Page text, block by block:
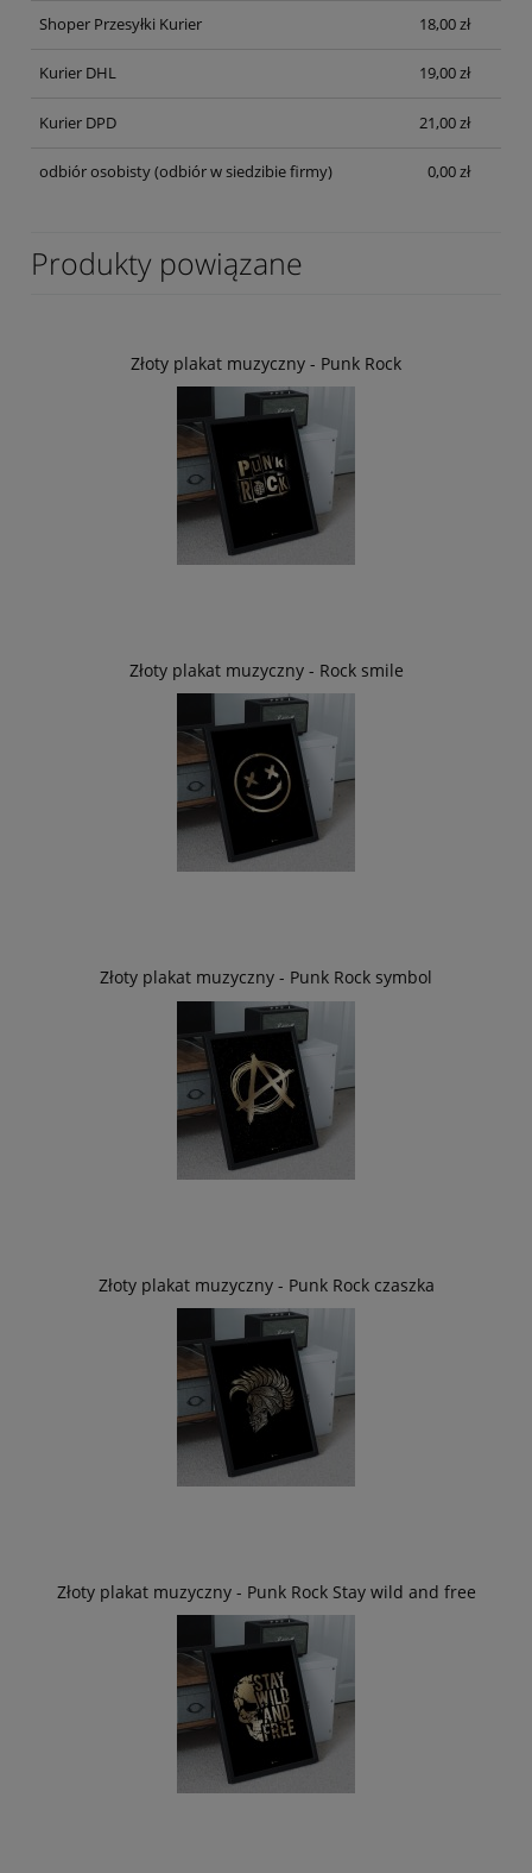
Shoper Przesyłki Kurier 18,00 zł
Kurier DHL 19,00 zł
Kurier DPD 21,00 zł
odbiór osobisty(odbiór w siedzibie firmy) 0,00 zł
Produkty powiązane
Złoty plakat muzyczny - Punk Rock
Złoty plakat muzyczny - Rock smile
Złoty plakat muzyczny - Punk Rock symbol
Złoty plakat muzyczny - Punk Rock czaszka
Złoty plakat muzyczny - Punk Rock Stay wild and free